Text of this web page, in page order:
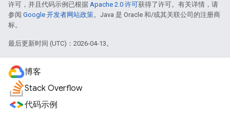
许可，并且代码示例已根据 Apache 2.0 许可获得了许可。有关详情，请
参阅 Google 开发者网站政策。Java 是 Oracle 和/或其关联公司的注册商
标。
最后更新时间 (UTC)：2026-04-13。
博客
Stack Overflow
代码示例